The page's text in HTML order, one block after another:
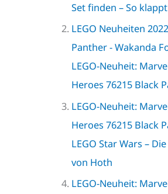
Set finden – So
LEGO Neuheiten
Panther - Wakanda
LEGO-Neuheit:
Heroes 76215 Black
LEGO-Neuheit:
Heroes 76215 Black
LEGO Star Wars –
von Hoth
LEGO-Neuheit: